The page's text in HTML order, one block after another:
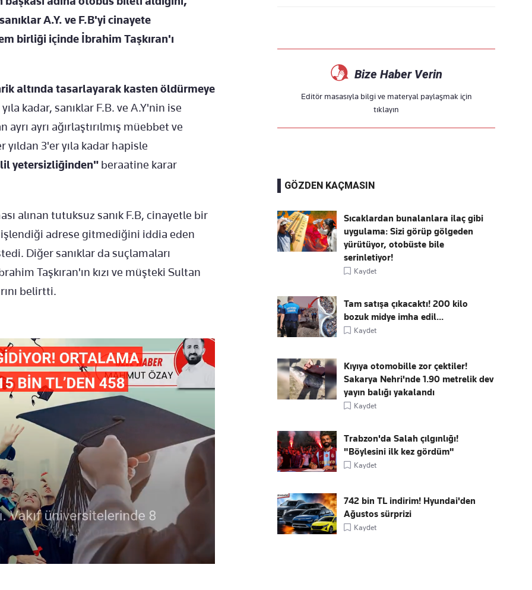
A.Y. ve F.B'yi cinayete
birliği içinde İbrahim Taşkıran'ı
altında tasarlayarak kasten öldürmeye
kadar, sanıklar F.B. ve A.Y'nin ise
ayrı ayrı ağırlaştırılmış müebbet ve
yıldan 3'er yıla kadar hapisle
yetersizliğinden" beraatine karar
alınan tutuksuz sanık F.B, cinayetle bir
adrese gitmediğini iddia eden
Diğer sanıklar da suçlamaları
Taşkıran'ın kızı ve müşteki Sultan
belirtti.
Bize Haber Verin
Editör masasıyla bilgi ve materyal paylaşmak için
tıklayın
GÖZDEN KAÇMASIN
Sıcaklardan bunalanlara ilaç gibi
uygulama: Sizi görüp gölgeden
yürütüyor, otobüste bile
serinletiyor!
Kaydet
Tam satışa çıkacaktı! 200 kilo
bozuk midye imha edil...
Kaydet
Kıyıya otomobille zor çektiler!
Sakarya Nehri'nde 1.90 metrelik dev
yayın balığı yakalandı
Kaydet
Trabzon'da Salah çılgınlığı!
"Böylesini ilk kez gördüm"
Kaydet
742 bin TL indirim! Hyundai'den
Ağustos sürprizi
Kaydet